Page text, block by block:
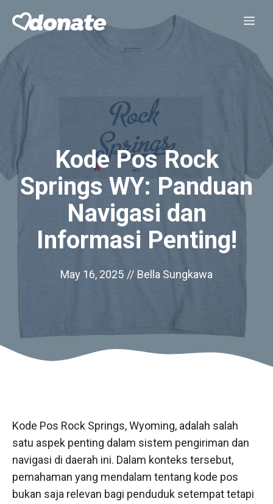
content
Kode Pos Rock
Springs WY: Panduan
Navigasi dan
Informasi Penting!
May 16, 2025 // Bella Sungkawa
Kode Pos Rock Springs, Wyoming, adalah salah
satu aspek penting dalam sistem pengiriman dan
navigasi di daerah ini. Dalam konteks tersebut,
pemahaman yang mendalam tentang kode pos
bukan saja relevan bagi penduduk setempat tetapi